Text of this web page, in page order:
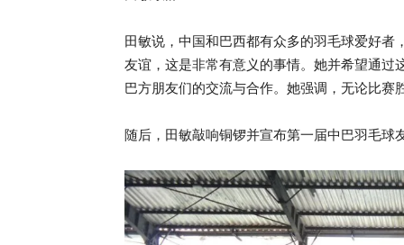
田敏说，中国和巴西都有众多的羽毛球爱好
友谊，这是非常有意义的事情。她并希望通
巴方朋友们的交流与合作。她强调，无论比
随后，田敏敲响铜锣并宣布第一届中巴羽毛球